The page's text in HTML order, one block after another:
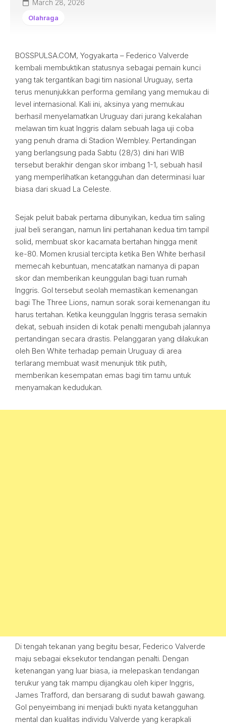
March 28, 2026
Olahraga
BOSSPULSA.COM, Yogyakarta – Federico Valverde
kembali membuktikan statusnya sebagai pemain kunci
yang tak tergantikan bagi tim nasional Uruguay, serta
terus menunjukkan performa gemilang yang memukau di
level internasional. Kali ini, aksinya yang memukau
berhasil menyelamatkan Uruguay dari jurang kekalahan
melawan tim kuat Inggris dalam sebuah laga uji coba
yang penuh drama di Stadion Wembley. Pertandingan
yang berlangsung pada Sabtu (28/3) dini hari WIB
tersebut berakhir dengan skor imbang 1-1, sebuah hasil
yang memperlihatkan ketangguhan dan determinasi luar
biasa dari skuad La Celeste.
Sejak peluit babak pertama dibunyikan, kedua tim saling
jual beli serangan, namun lini pertahanan kedua tim tampil
solid, membuat skor kacamata bertahan hingga menit
ke-80. Momen krusial tercipta ketika Ben White berhasil
memecah kebuntuan, mencatatkan namanya di papan
skor dan memberikan keunggulan bagi tuan rumah
Inggris. Gol tersebut seolah memastikan kemenangan
bagi The Three Lions, namun sorak sorai kemenangan itu
harus tertahan. Ketika keunggulan Inggris terasa semakin
dekat, sebuah insiden di kotak penalti mengubah jalannya
pertandingan secara drastis. Pelanggaran yang dilakukan
oleh Ben White terhadap pemain Uruguay di area
terlarang membuat wasit menunjuk titik putih,
memberikan kesempatan emas bagi tim tamu untuk
menyamakan kedudukan.
Di tengah tekanan yang begitu besar, Federico Valverde
maju sebagai eksekutor tendangan penalti. Dengan
ketenangan yang luar biasa, ia melepaskan tendangan
terukur yang tak mampu dijangkau oleh kiper Inggris,
James Trafford, dan bersarang di sudut bawah gawang.
Gol penyeimbang ini menjadi bukti nyata ketangguhan
mental dan kualitas individu Valverde yang kerapkali